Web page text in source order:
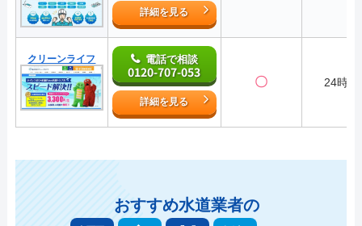
詳細を見る
クリーンライフ 電話で相談
0120-707-053
詳細を見る
〇 24時間
おすすめ水道業者の